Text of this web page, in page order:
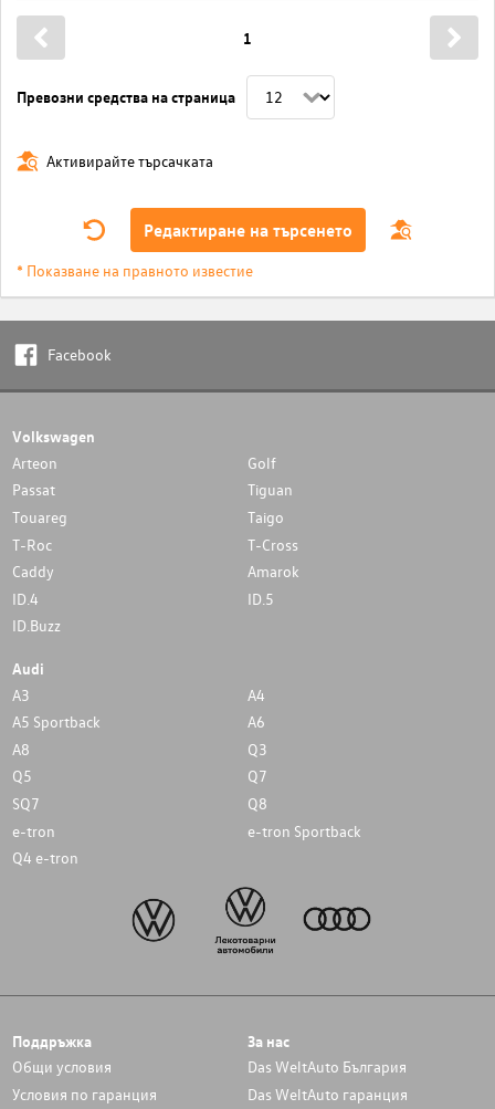
Превозни средства на страница
1
Активирайте търсачката
Редактиране на търсенето
* Показване на правното известие
Facebook
Volkswagen
Arteon
Golf
Passat
Tiguan
Touareg
Taigo
T-Roc
T-Cross
Caddy
Amarok
ID.4
ID.5
ID.Buzz
Audi
A3
A4
A5 Sportback
A6
A8
Q3
Q5
Q7
SQ7
Q8
e-tron
e-tron Sportback
Q4 e-tron
Поддръжка
Общи условия
Условия по гаранция
За нас
Das WeltAuto България
Das WeltAuto гаранция